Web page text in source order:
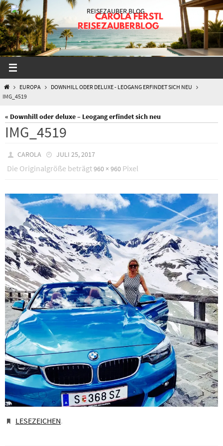
Zum
Inhalt
springen
STARTEUROPA
DOWNHILL ODER DELUXE - LEOGANG ERFINDET SICH NEU
IMG_4519
« Downhill oder deluxe – Leogang erfindet sich neu
IMG_4519
CAROLA JULI 25, 2017
Die Originalgröße beträgt960 × 960 Pixel
LESEZEICHEN.